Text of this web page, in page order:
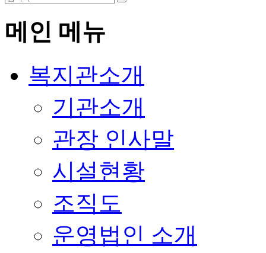
메인 메뉴
복지관소개
기관소개
관장 인사말
시설현황
조직도
운영법인 소개